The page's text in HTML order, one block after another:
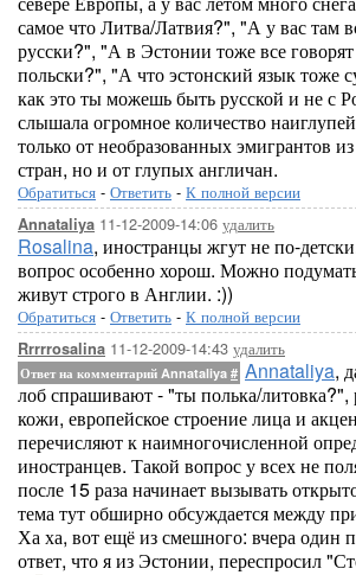
самое что Литва/Латвия?", "А у вас там
русски?", "А в Эстонии тоже все
польски?", "А что эстонский язык тоже
как это ты можешь быть русской и не с
слышала огромное количество
только от необразованных эмигрантов
стран, но и от глупых англичан.
Обратиться - Ответить - К полной версии
Annataliya 11-12-2009-14:06 удалить
Rosalina, иностранцы жгут не по-
вопрос особенно хорош. Можно
живут строго в Англии. :))
Обратиться - Ответить - К полной версии
Rrrrrosalina 11-12-2009-14:43 удалить
Ответ на комментарий Annataliya # Annataliya,
лоб спрашивают - "ты полька/литовка?",
кожи, европейское строение лица и
перечисляют к наимногочисленной
иностранцев. Такой вопрос у всех не
после 15 раза начинает вызывать
тема тут обширно обсуждается между
Ха ха, вот ещё из смешного: вчера один
ответ, что я из Эстонии, переспросил